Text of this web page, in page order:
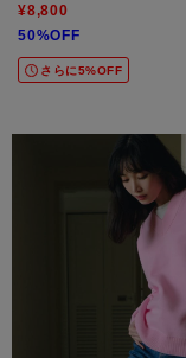
¥8,800
50%OFF
さらに5%OFF